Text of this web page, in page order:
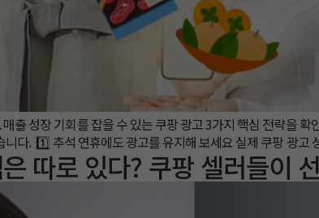
출 성장 기회를 잡을 수 있는 쿠팡 광고 3가지 핵심 전략을
다. ​ 1️⃣ 추석 연휴에도 광고를 유지해 보세요 실제 쿠팡 광
따로 있다? 쿠팡 셀러들이